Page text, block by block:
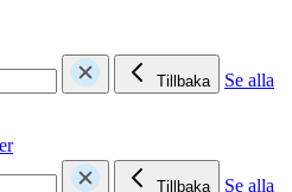
Tillbaka
Se alla
Tillbaka
Se alla